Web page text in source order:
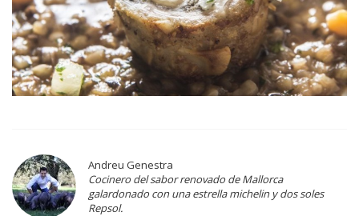
Andreu Genestra
Cocinero del sabor renovado de Mallorca
galardonado con una estrella michelin y dos soles
Repsol.